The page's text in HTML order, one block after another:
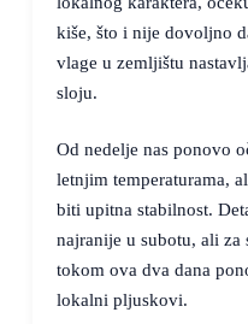
kiše, što i nije dovoljno
vlage u zemljištu
sloju.
Od nedelje nas ponovo
letnjim temperaturama,
biti upitna stabilnost.
najranije u subotu, ali za
tokom ova dva dana
lokalni pljuskovi.